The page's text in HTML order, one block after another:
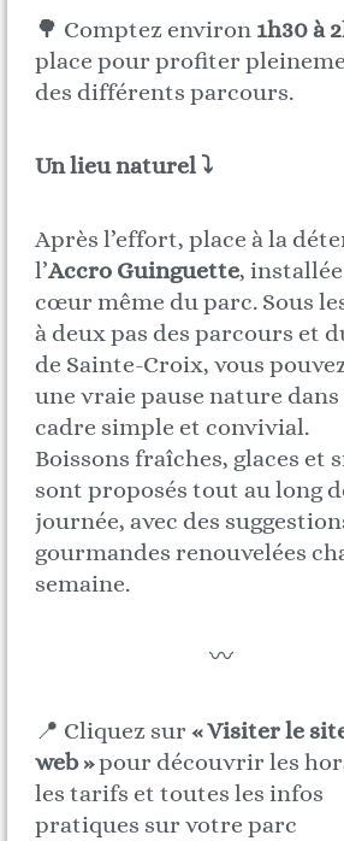
🌳 Comptez environ 1h30 à
place pour profiter
des différents parcours.
Un lieu naturel ⤵
Après l’effort, place à la
l’Accro Guinguette,
cœur même du parc. Sous
à deux pas des parcours et
de Sainte-Croix, vous
une vraie pause nature
cadre simple et convivial.
Boissons fraîches, glaces et
sont proposés tout au long
journée, avec des
gourmandes renouvelées
semaine.
〰️
📍 Cliquez sur« Visiter le
web »pour découvrir les
les tarifs et toutes les infos
pratiques sur votre parc